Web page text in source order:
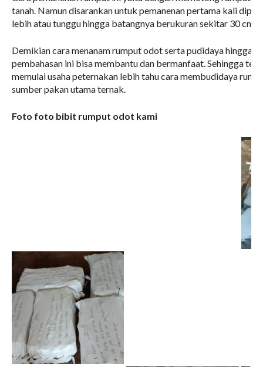
tanah. Namun disarankan untuk pemanenan pertama kali
lebih atau tunggu hingga batangnya berukuran sekitar 30 cm
Demikian cara menanam rumput odot serta pudidaya hingga
pembahasan ini bisa membantu dan bermanfaat. Sehingga
memulai usaha peternakan lebih tahu cara membudidaya
sumber pakan utama ternak.
Foto foto bibit rumput odot kami